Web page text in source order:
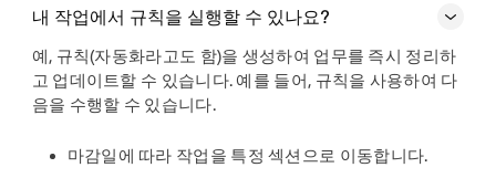
내 작업에서 규칙을 실행할 수 있나요?
예, 규칙(자동화라고도 함)을 생성하여 업무를 즉시 정리하
고 업데이트할 수 있습니다. 예를 들어, 규칙을 사용하여 다
음을 수행할 수 있습니다.
마감일에 따라 작업을 특정 섹션으로 이동합니다.